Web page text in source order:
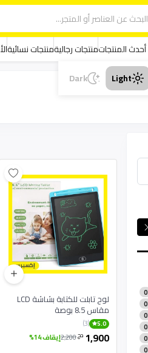
أحدث المنتجاتمنتجات رجاليةمنتجات نسائية
Light
Dark
0
0
0
0
0
0
لوح تابلت للكتابة بشاشة LCD
مقاس 8.5 بوصة
5.0
(3)
1,900 دج2,200إيقاف 14%